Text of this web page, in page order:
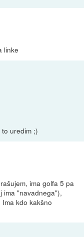
linke
uredim ;)
ima golfa 5 pa
ima "navadnega"),
kdo kakšno